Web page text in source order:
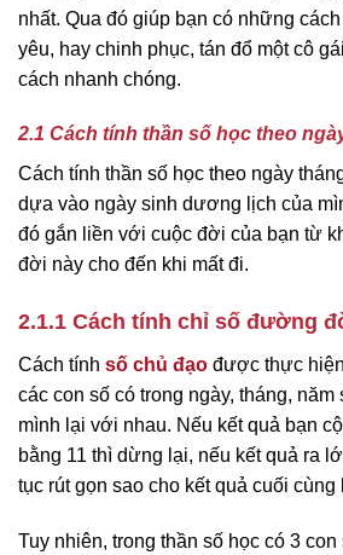
nhất. Qua đó giúp bạn có những
yêu, hay chinh phục, tán đổ một cô
cách nhanh chóng.
2.1 Cách tính thần số học theo
Cách tính thần số học theo ngày
dựa vào ngày sinh dương lịch của
đó gắn liền với cuộc đời của bạn từ
đời này cho đến khi mất đi.
2.1.1 Cách tính chỉ số đường
Cách tính số chủ đạo được thực
các con số có trong ngày, tháng,
mình lại với nhau. Nếu kết quả bạn
bằng 11 thì dừng lại, nếu kết quả ra
tục rút gọn sao cho kết quả cuối cùng
Tuy nhiên, trong thần số học có 3